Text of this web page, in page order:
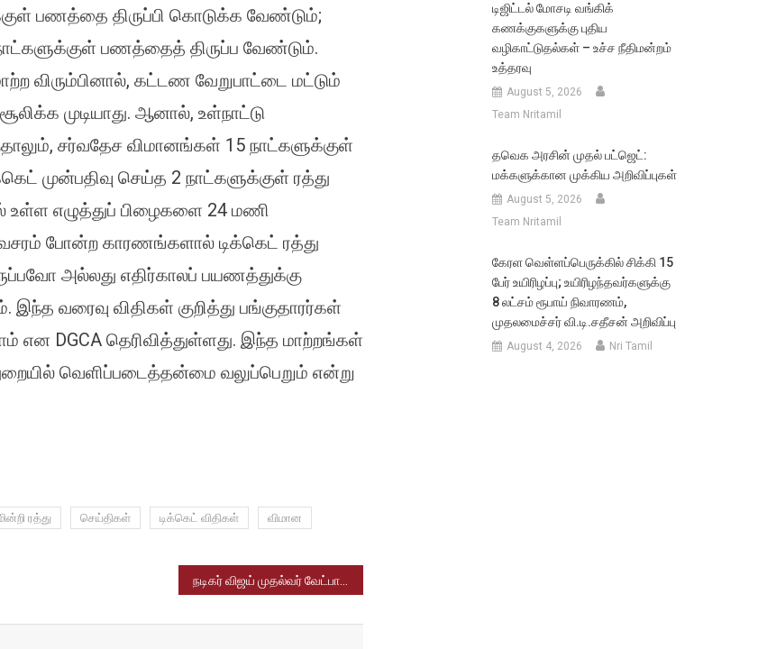
பணத்தை திருப்பி கொடுக்க வேண்டும்;
நாட்களுக்குள் பணத்தைத் திருப்ப வேண்டும்.
விரும்பினால், கட்டண வேறுபாட்டை மட்டும்
முடியாது. ஆனால், உள்நாட்டு
சர்வதேச விமானங்கள் 15 நாட்களுக்குள்
முன்பதிவு செய்த 2 நாட்களுக்குள் ரத்து
உள்ள எழுத்துப் பிழைகளை 24 மணி
போன்ற காரணங்களால் டிக்கெட் ரத்து
அல்லது எதிர்காலப் பயணத்துக்கு
இந்த வரைவு விதிகள் குறித்து பங்குதாரர்கள்
என DGCA தெரிவித்துள்ளது. இந்த மாற்றங்கள்
வெளிப்படைத்தன்மை வலுப்பெறும் என்று
ரத்து செய்திகள் டிக்கெட் விதிகள்
விமான
நடிகர் விஜய் முதல்வர் வேட்பாளராக தேர்வு செய்து தீர்மானம்; சிறப்பு பொதுக்குழுவில் முடிவு
டிஜிட்டல் மோசடி வங்கிக்
கணக்குகளுக்கு புதிய
வழிகாட்டுதல்கள் – உச்ச நீதிமன்றம்
உத்தரவு
August 5, 2026
Team Nritamil
தவெக அரசின் முதல் பட்ஜெட்:
மக்களுக்கான முக்கிய அறிவிப்புகள்
August 5, 2026
Team Nritamil
கேரள வெள்ளப்பெருக்கில் சிக்கி 15
பேர் உயிரிழப்பு; உயிரிழந்தவர்களுக்கு
8 லட்சம் ரூபாய் நிவாரணம்,
முதலமைச்சர் வி.டி.சதீசன் அறிவிப்பு
August 4, 2026 Nri Tamil